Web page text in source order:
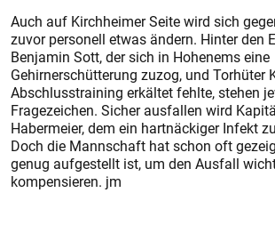
Auch auf Kirchheimer Seite wird sich
zuvor personell etwas ändern. Hinter den
Benjamin Sott, der sich in Hohenems eine
Gehirnerschütterung zuzog, und Torhüter
Abschlusstraining erkältet fehlte, stehen
Fragezeichen. Sicher ausfallen wird
Habermeier, dem ein hartnäckiger Infekt
Doch die Mannschaft hat schon oft
genug aufgestellt ist, um den Ausfall
kompensieren. jm